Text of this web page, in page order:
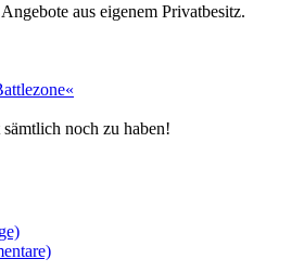
aus eigenem Privatbesitz.
noch zu haben!